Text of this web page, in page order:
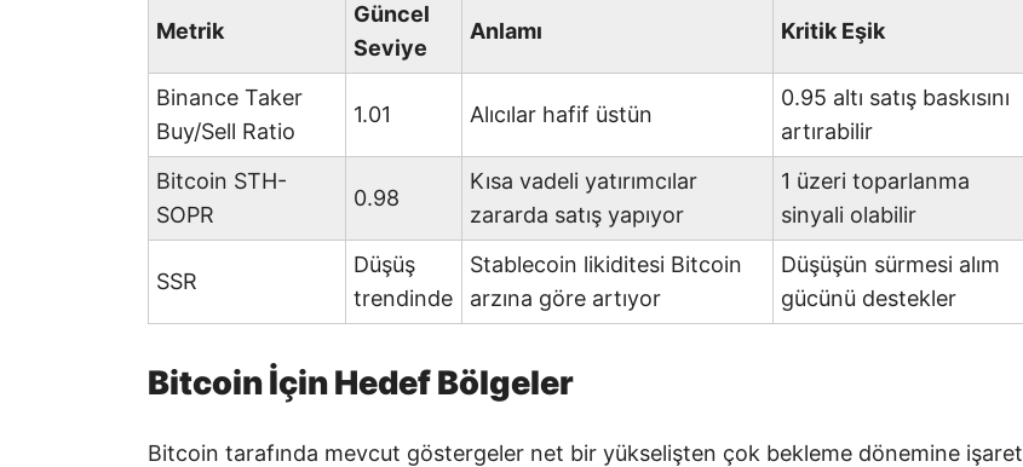
Metrik
Güncel
Seviye
Anlamı Kritik Eşik
Binance Taker
Buy/Sell Ratio
1.01 Alıcılar hafif üstün
0.95 altı satış baskısını
artırabilir
Bitcoin STH-
SOPR
0.98
Kısa vadeli yatırımcılar
zararda satış yapıyor
1 üzeri toparlanma
sinyali olabilir
SSR
Düşüş
trendinde
Stablecoin likiditesi Bitcoin
arzına göre artıyor
Düşüşün sürmesi alım
gücünü destekler
Bitcoin İçin Hedef Bölgeler
Bitcoin tarafında mevcut göstergeler net bir yükselişten çok bekleme dönemine işaret